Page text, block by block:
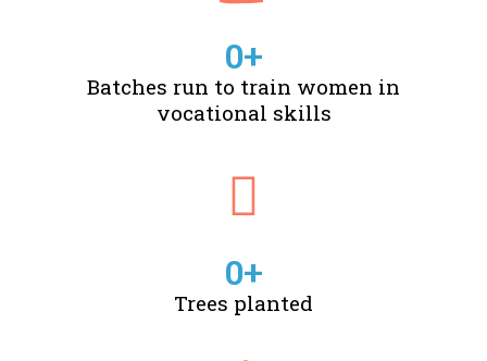
Batches run to train women in
vocational skills
0+
Trees planted
0+